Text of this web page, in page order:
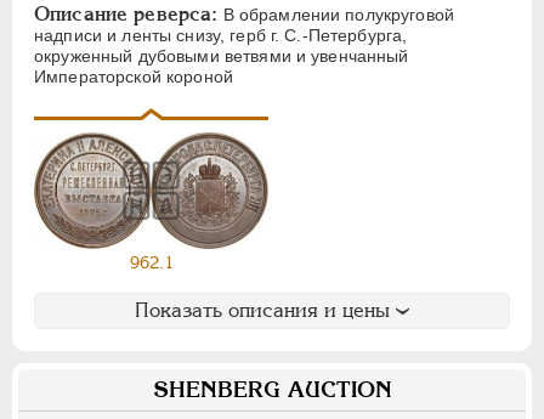
Описание реверса: В обрамлении полукруговой
надписи и ленты снизу, герб г. С.-Петербурга,
окруженный дубовыми ветвями и увенчанный
Императорской короной
962.1
Показать описания и цены
SHENBERG AUCTION
Русская надпись
А Б В Г Д
Л
М Н О П
Х Э
Цифры
7